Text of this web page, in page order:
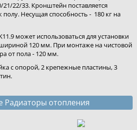
21/22/33. Кронштейн поставляется
Несущая способность - 180 кг на
может использоваться для установки
120 мм. При монтаже на чистовой
от пола - 120 мм.
с опорой, 2 крепежные пластины, 3
Радиаторы отопления